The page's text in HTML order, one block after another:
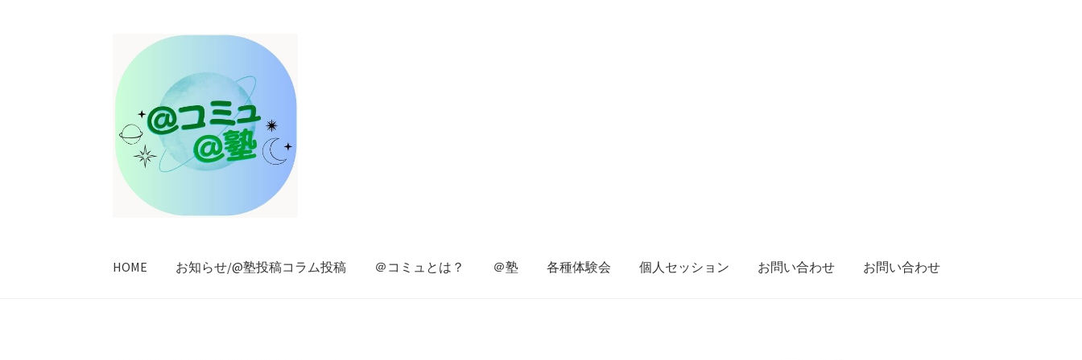
ゲ
シ
ョ
ン
へ
プ
テ
ツ
へ
ス
キ
HOME お知らせ/@塾投稿コラム投稿 ＠コミュとは？ ＠塾 各種体験会 個人セッション お問い合わせ お問い合わせ